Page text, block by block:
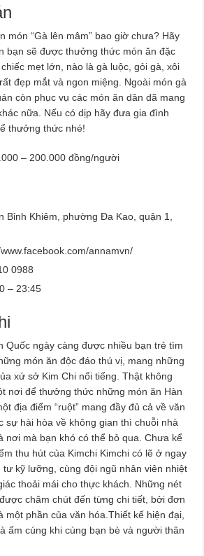
món “Gà lên mâm” bao giờ chưa? Hãy
bạn sẽ được thưởng thức món ăn đặc
mẹt lớn, nào là gà luộc, gỏi gà, xôi
đẹp mắt và ngon miệng. Ngoài món gà
còn phục vụ các món ăn dân dã mang
nữa. Nếu có dịp hãy đưa gia đình
thưởng thức nhé!
– 200.000 đồng/người
Bỉnh Khiêm, phường Đa Kao, quận 1,
annamvn/
0988
– 23:45
Quốc ngày càng được nhiều bạn trẻ tìm
món ăn độc đáo thú vị, mang những
xứ sở Kim Chi nổi tiếng. Thật không
nơi để thưởng thức những món ăn Hàn
địa điểm “ruột” mang đầy đủ cả về văn
sự hài hòa về không gian thì chuỗi nhà
nơi mà bạn khó có thể bỏ qua. Chưa kể
thu hút của Kimchi Kimchi có lẽ ở ngay
kỹ lưỡng, cùng đội ngũ nhân viên nhiệt
thoải mái cho thực khách. Những nét
chăm chút đến từng chi tiết, bởi đơn
một phần của văn hóa.Thiết kế hiện đại,
ấm cúng khi cùng bạn bè và người thân